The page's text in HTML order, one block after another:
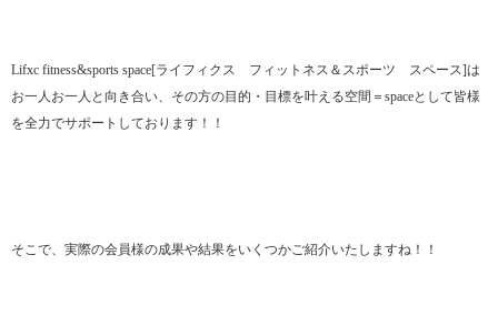
Lifxc fitness&sports space[ライフィクス フィットネス＆スポーツ スペース]は
お一人お一人と向き合い、その方の目的・目標を叶える空間＝spaceとして皆様
を全力でサポートしております！！
そこで、実際の会員様の成果や結果をいくつかご紹介いたしますね！！